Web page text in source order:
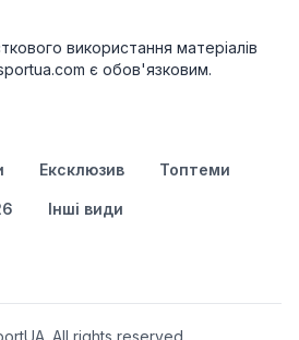
використання матеріалів
є обов'язковим.
Ексклюзив Топтеми
Інші види
All rights reserved.